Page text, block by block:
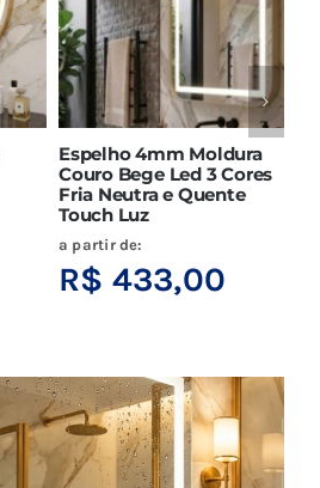
Espelho 4mm Moldura
Couro Bege Led 3 Cores
Fria Neutra e Quente
Touch Luz
a partir de:
R$ 433,00